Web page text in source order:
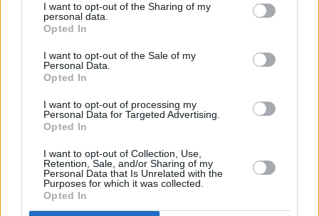
I want to opt-out of the Sharing of my
personal data.
Opted In
I want to opt-out of the Sale of my
Personal Data.
Opted In
I want to opt-out of processing my
Personal Data for Targeted Advertising.
Opted In
I want to opt-out of Collection, Use,
Retention, Sale, and/or Sharing of my
Personal Data that Is Unrelated with the
Purposes for which it was collected.
Opted In